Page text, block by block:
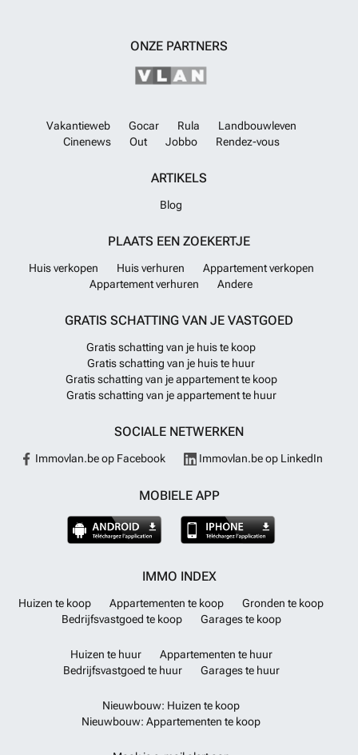
ONZE PARTNERS
Vakantieweb Gocar Rula
Landbouwleven
Cinenews
Out Jobbo Rendez-vous
ARTIKELS
Blog
PLAATS EEN ZOEKERTJE
Huis verkopen Huis verhuren
Appartement verkopen
Appartement verhuren
Andere
GRATIS SCHATTING VAN JE VASTGOED
Gratis schatting van je huis te koop
Gratis schatting van je huis te huur
Gratis schatting van je appartement te koop
Gratis schatting van je appartement te huur
SOCIALE NETWERKEN
Immovlan.be op Facebook Immovlan.be op LinkedIn
MOBIELE APP
IMMO INDEX
Huizen te koop Appartementen te koop
Gronden te koop
Bedrijfsvastgoed te koop
Garages te koop
Huizen te huur
Appartementen te huur
Bedrijfsvastgoed te huur
Garages te huur
Nieuwbouw: Huizen te koop
Nieuwbouw: Appartementen te koop